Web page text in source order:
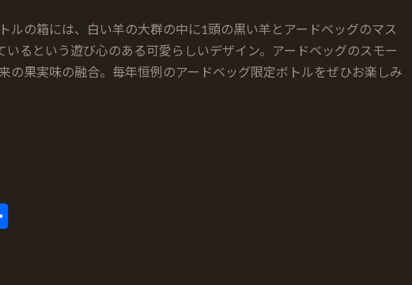
ルの箱には、白い羊の大群の中に1頭の黒い羊とアードベッグのマス
いるという遊び心のある可愛らしいデザイン。アードベッグのスモー
の果実味の融合。毎年恒例のアードベッグ限定ボトルをぜひお楽しみ